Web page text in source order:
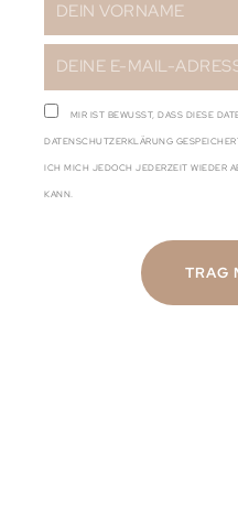
MIR IST BEWUSST, DASS DIESE
DATENSCHUTZERKLÄRUNG
ICH MICH JEDOCH JEDERZEIT WIEDER
KANN.
TRAG